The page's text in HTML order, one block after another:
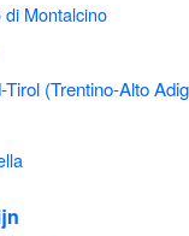
di Montalcino
Tirol (Trentino-Alto